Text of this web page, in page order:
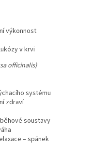
výkonnost
v krvi
officinalis)
systému
zdraví
soustavy
– spánek